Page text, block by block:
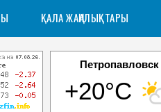
ҚАЛА ЖАҢАЛЫҚТАРЫ
Петропавловск
+20°C